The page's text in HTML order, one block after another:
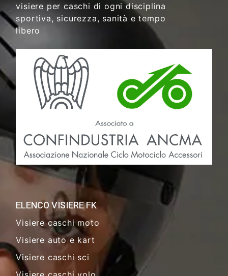
visiere per caschi di ogni disciplina
sportiva, sicurezza, sanità e tempo
libero
ELENCO VISIERE FK
Visiere caschi moto
Visiere auto e kart
Visiere caschi sci